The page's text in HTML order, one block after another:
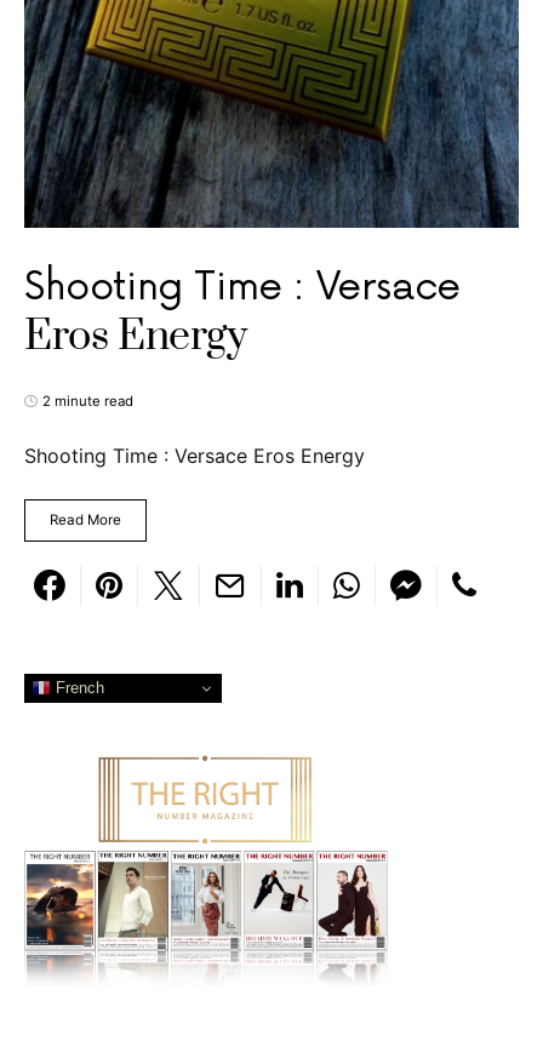
Shooting Time : Versace
Eros Energy
2 minute read
Shooting Time : Versace Eros Energy
Read More
French